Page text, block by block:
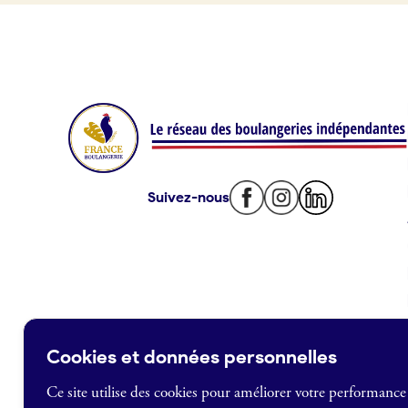
Offres d’emploi
Je suis fournisseur
Suivez-nous
Cookies et données personnelles
Ce site utilise des cookies pour améliorer votre performance